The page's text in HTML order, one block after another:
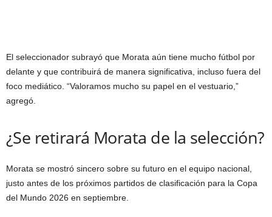
El seleccionador subrayó que Morata aún tiene mucho fútbol por
delante y que contribuirá de manera significativa, incluso fuera del
foco mediático. “Valoramos mucho su papel en el vestuario,”
agregó.
¿Se retirará Morata de la selección?
Morata se mostró sincero sobre su futuro en el equipo nacional,
justo antes de los próximos partidos de clasificación para la Copa
del Mundo 2026 en septiembre.